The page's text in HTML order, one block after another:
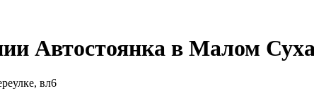
Автостоянка в Малом
вл6